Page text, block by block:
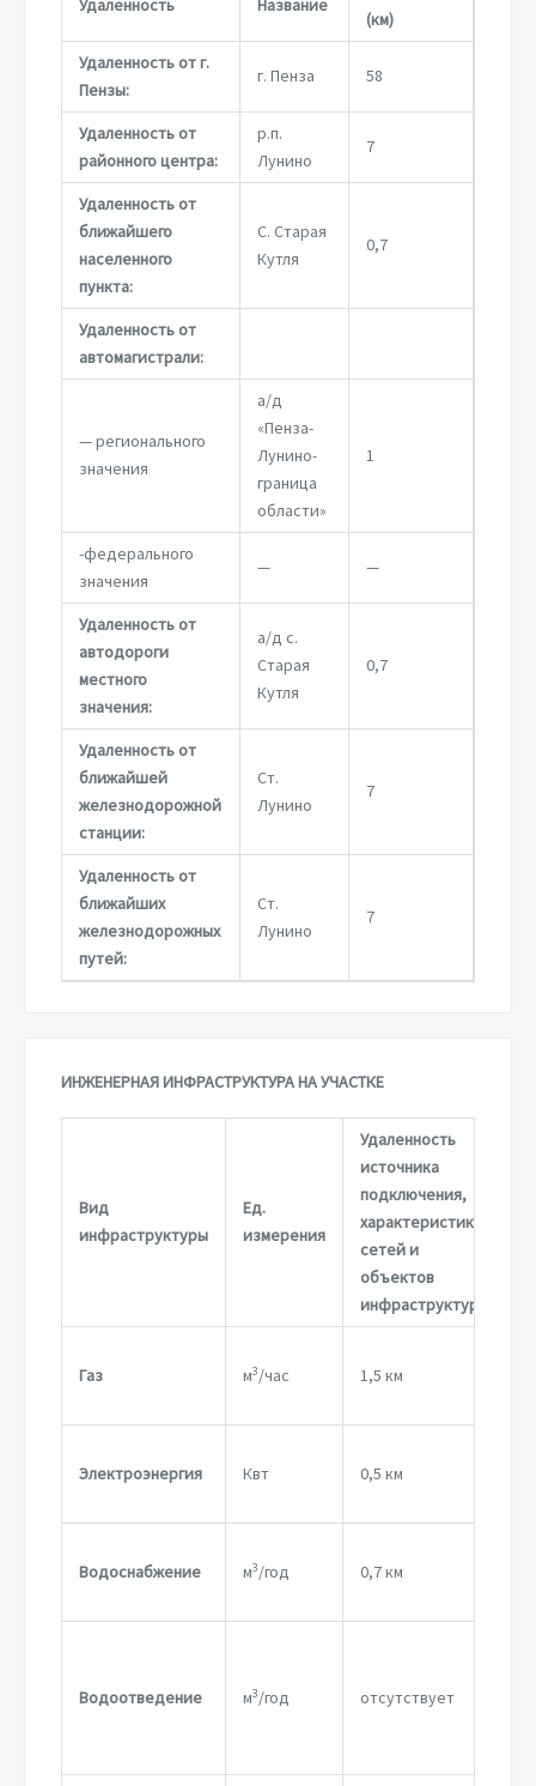
Удаленность Название
(км)
Удаленность от г.
Пензы:
г. Пенза 58
Удаленность от
районного центра:
р.п.
Лунино
7
Удаленность от
ближайшего
населенного
пункта:
С. Старая
Кутля
0,7
Удаленность от
автомагистрали:
— регионального
значения
а/д
«Пенза-
Лунино-
граница
области»
1
-федерального
значения
— —
Удаленность от
автодороги
местного
значения:
а/д с.
Старая
Кутля
0,7
Удаленность от
ближайшей
железнодорожной
станции:
Ст.
Лунино
7
Удаленность от
ближайших
железнодорожных
путей:
Ст.
Лунино
7
ИНЖЕНЕРНАЯ ИНФРАСТРУКТУРА НА УЧАСТКЕ
Вид
инфраструктуры
Ед.
измерения
Удаленность
источника
подключения,
характеристика
сетей и
объектов
инфраструктуры
Газ м3/час 1,5 км
Электроэнергия Квт 0,5 км
Водоснабжение м3/год 0,7 км
Водоотведение м3/год отсутствует